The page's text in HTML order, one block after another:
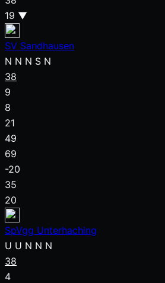
19 ▼
SV Sandhausen
N N N S N
38
9
8
21
49
69
-20
35
20
SpVgg Unterhaching
U U N N N
38
4